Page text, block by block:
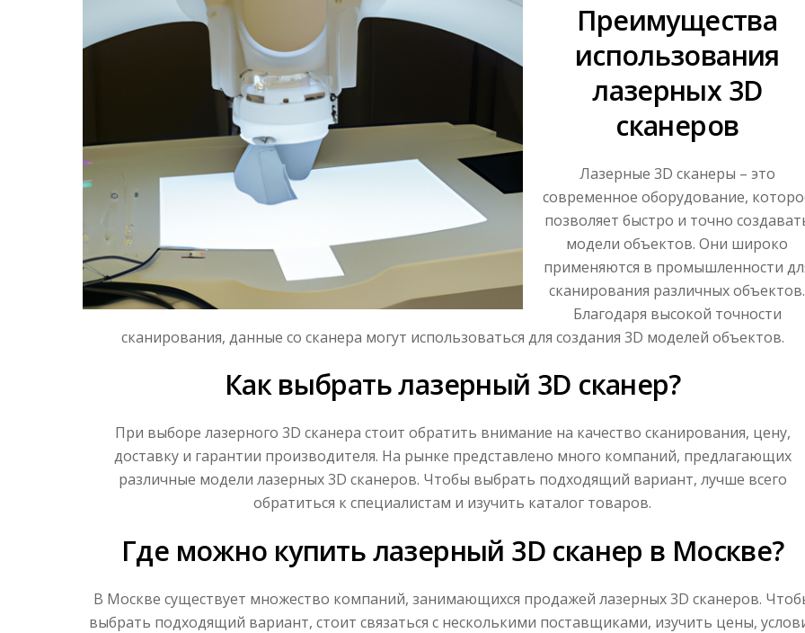
Преимущества
использования
лазерных 3D
сканеров
Лазерные 3D сканеры – это
современное оборудование,
позволяет быстро и точно
модели объектов. Они широко
применяются в промышленности
сканирования различных объектов.
Благодаря высокой точности
сканирования, данные со сканера могут использоваться для создания 3D моделей объектов.
Как выбрать лазерный 3D сканер?
При выборе лазерного 3D сканера стоит обратить внимание на качество сканирования, цену,
доставку и гарантии производителя. На рынке представлено много компаний, предлагающих
различные модели лазерных 3D сканеров. Чтобы выбрать подходящий вариант, лучше всего
обратиться к специалистам и изучить каталог товаров.
Где можно купить лазерный 3D сканер в Москве?
В Москве существует множество компаний, занимающихся продажей лазерных 3D сканеров.
выбрать подходящий вариант, стоит связаться с несколькими поставщиками, изучить цены,